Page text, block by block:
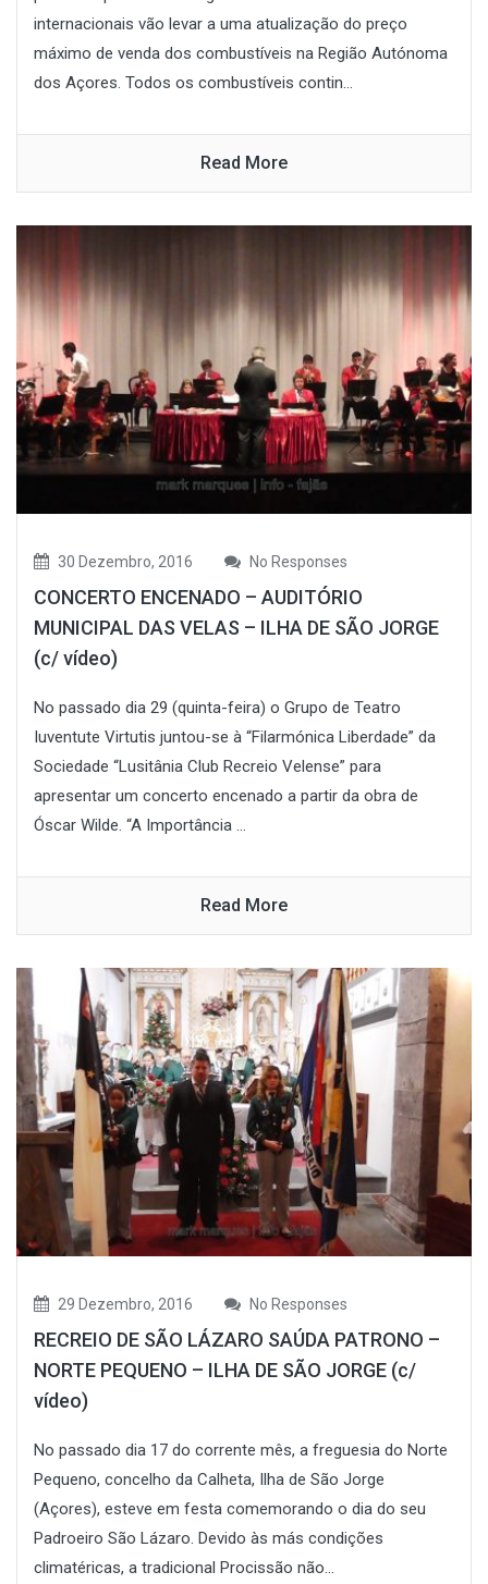
internacionais vão levar a uma atualização do preço
máximo de venda dos combustíveis na Região Autónoma
dos Açores. Todos os combustíveis contin...
Read More
30 Dezembro, 2016 No Responses
CONCERTO ENCENADO – AUDITÓRIO
MUNICIPAL DAS VELAS – ILHA DE SÃO JORGE
(c/ vídeo)
No passado dia 29 (quinta-feira) o Grupo de Teatro
Iuventute Virtutis juntou-se à “Filarmónica Liberdade” da
Sociedade “Lusitânia Club Recreio Velense” para
apresentar um concerto encenado a partir da obra de
Óscar Wilde. “A Importância ...
Read More
29 Dezembro, 2016 No Responses
RECREIO DE SÃO LÁZARO SAÚDA PATRONO –
NORTE PEQUENO – ILHA DE SÃO JORGE (c/
vídeo)
No passado dia 17 do corrente mês, a freguesia do Norte
Pequeno, concelho da Calheta, Ilha de São Jorge
(Açores), esteve em festa comemorando o dia do seu
Padroeiro São Lázaro. Devido às más condições
climatéricas, a tradicional Procissão não...